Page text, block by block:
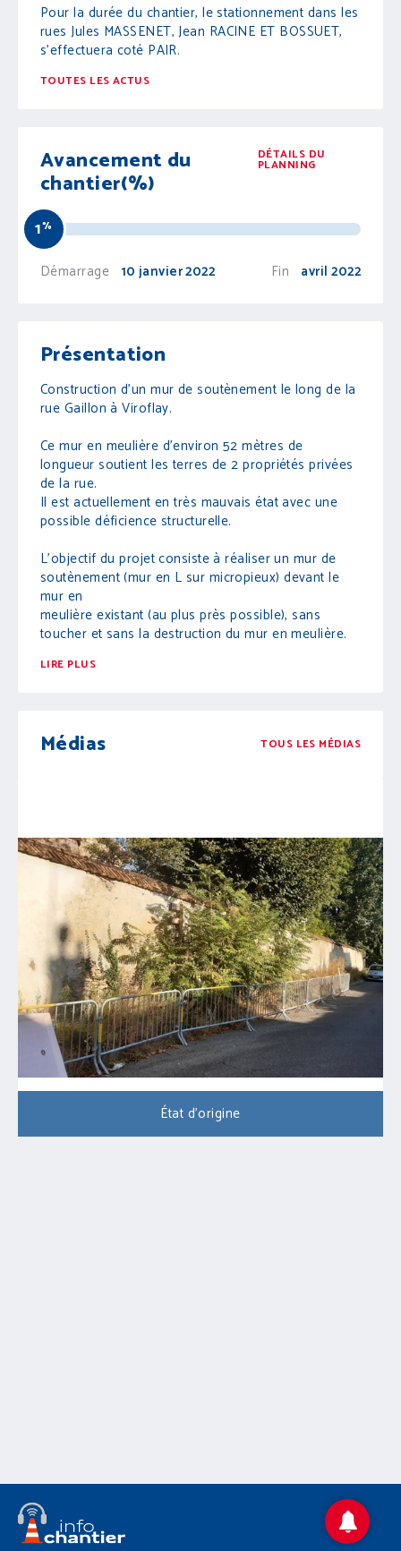
Pour la durée du chantier, le stationnement dans les
rues Jules MASSENET, Jean RACINE ET BOSSUET,
s'effectuera coté PAIR.
TOUTES LES ACTUS
Avancement du
chantier(%)
DÉTAILS DU
PLANNING
1%
Démarrage 10 janvier 2022 Fin avril 2022
Présentation
Construction d’un mur de soutènement le long de la
rue Gaillon à Viroflay.
Ce mur en meulière d’environ 52 mètres de
longueur soutient les terres de 2 propriétés privées
de la rue.
Il est actuellement en très mauvais état avec une
possible déficience structurelle.
L’objectif du projet consiste à réaliser un mur de
soutènement (mur en L sur micropieux) devant le
mur en
meulière existant (au plus près possible), sans
toucher et sans la destruction du mur en meulière.
LIRE PLUS
Médias TOUS LES MÉDIAS
État d'origine